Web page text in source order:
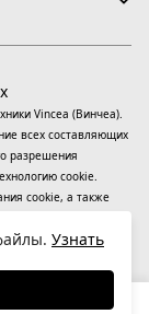
Vincea (Винчеа).
всех составляющих
разрешения
cookie.
cookie, а также
технологии
и анализа
«Интернет»,
Узнать